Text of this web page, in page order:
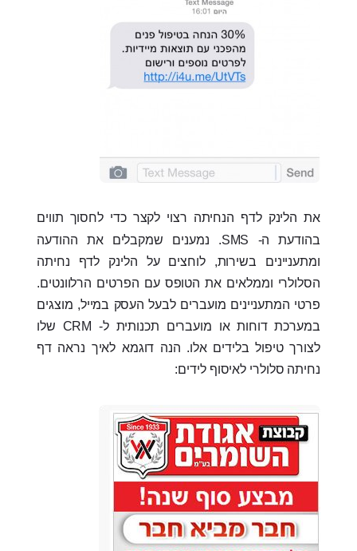
את הלינק לדף הנחיתה רצוי לקצר כדי לחסוך תווים
בהודעת ה- SMS. נמענים שמקבלים את ההודעה
ומתעניינים בשירות, לוחצים על הלינק לדף נחיתה
הסלולרי וממלאים את הטופס עם הפרטים הרלוונטים.
פרטי המתעניינים מועברים לבעל העסק במייל, מוצגים
במערכת דוחות או מועברים תכנותית ל- CRM שלו
לצורך טיפול בלידים אלו. הנה דוגמא לאיך נראה דף
נחיתה סלולרי לאיסוף לידים: